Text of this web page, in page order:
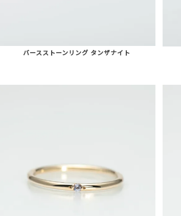
バースストーンリング タンザナイト